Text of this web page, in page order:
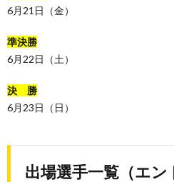
6月21日（金）
準決勝
6月22日（土）
決 勝
6月23日（日）
出場選手一覧（エン